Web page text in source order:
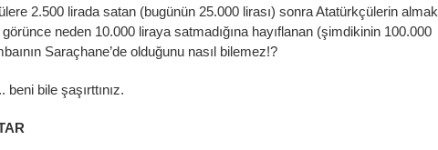
2.500 lirada satan (bugünün 25.000 lirası) sonra Atatürkçülerin almak
neden 10.000 liraya satmadığına hayıflanan (şimdikinin 100.000
Saraçhane’de olduğunu nasıl bilemez!?
bile şaşırttınız.